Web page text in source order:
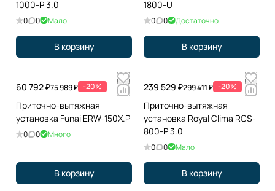
1000-P 3.0
0 0 Мало
В корзину
1800-U
0 0 Достаточно
В корзину
60 792 ₽75 989 ₽ -20%
Приточно-вытяжная
установка Funai ERW-150X.P
0 0 Много
В корзину
239 529 ₽299 411 ₽ -20%
Приточно-вытяжная
установка Royal Clima RCS-
800-P 3.0
0 0 Мало
В корзину